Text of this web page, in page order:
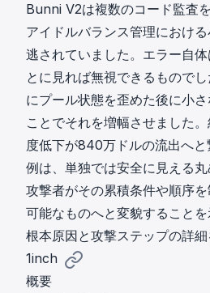
Bunni V2は複数のコード監査
アイドルバランス管理におけ
逃されていました。エラー自
とに見れば無視できるもので
にプール状態を歪めた後に小
ことでそれを増幅させました
度低下が840万ドルの流出へ
例は、単独では安全に見える丸
攻撃者がその累積条件や順序
可能なものへと変貌することを
根本原因と攻撃ステップの詳細
1inch
概要